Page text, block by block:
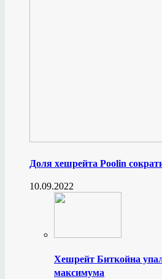
Доля хешрейта Poolin
10.09.2022
Хешрейт Биткойна
максимума